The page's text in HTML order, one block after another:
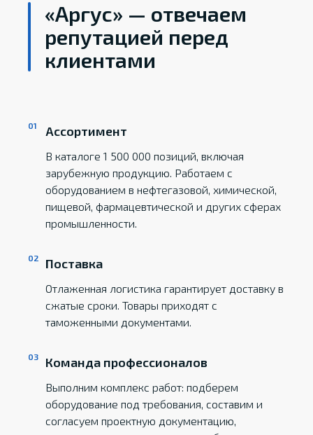
«Аргус» — отвечаем
репутацией перед
клиентами
Ассортимент
В каталоге 1 500 000 позиций, включая
зарубежную продукцию. Работаем с
оборудованием в нефтегазовой, химической,
пищевой, фармацевтической и других сферах
промышленности.
Поставка
Отлаженная логистика гарантирует доставку в
сжатые сроки. Товары приходят с
таможенными документами.
Команда профессионалов
Выполним комплекс работ: подберем
оборудование под требования, составим и
согласуем проектную документацию,